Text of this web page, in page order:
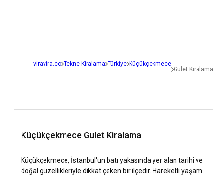
viravira.co Tekne Kiralama Türkiye Küçükçekmece
Gulet Kiralama
Küçükçekmece Gulet Kiralama
Küçükçekmece, İstanbul'un batı yakasında yer alan tarihi ve
doğal güzellikleriyle dikkat çeken bir ilçedir. Hareketli yaşam